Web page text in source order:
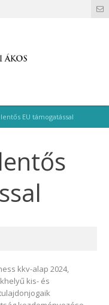
EU támogatással
kkv-alap 2024,
kis- és